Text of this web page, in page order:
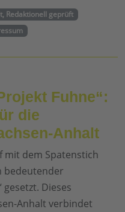
Redaktionell geprüft
Fuhne“:
die
Anhalt
mit dem Spatenstich
bedeutender
gesetzt. Dieses
Anhalt verbindet